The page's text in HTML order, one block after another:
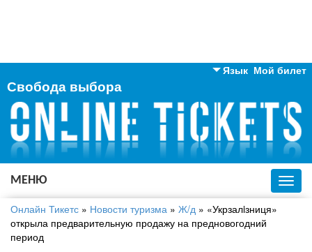
Мой билет
Язык
Английский
Русский
Украинский
Свобода выбора
МЕНЮ
Онлайн Тикетс » Новости туризма » Ж/д » «Укрзалiзниця»
открыла предварительную продажу на предновогодний
период